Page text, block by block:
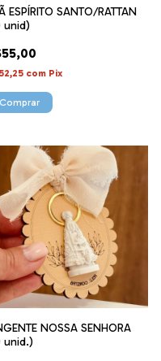
ESPÍRITO SANTO/RATTAN
unid)
com Pix
NOSSA SENHORA
unid.)